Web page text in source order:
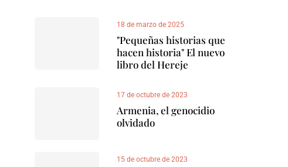
18 de marzo de 2025
"Pequeñas historias que
hacen historia" El nuevo
libro del Hereje
17 de octubre de 2023
Armenia, el genocidio
olvidado
15 de octubre de 2023